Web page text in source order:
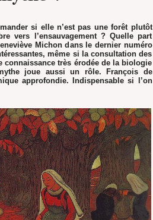
si elle n’est pas une forêt plutôt
vers l’ensauvagement ? Quelle part
Michon dans le dernier numéro
même si la consultation des
connaissance très érodée de la biologie
joue aussi un rôle. François de
approfondie. Indispensable si l’on